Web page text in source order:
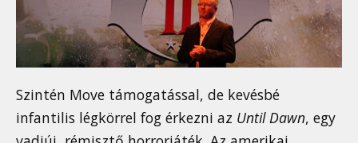
Szintén Move támogatással, de kevésbé
infantilis légkörrel fog érkezni az Until Dawn, egy